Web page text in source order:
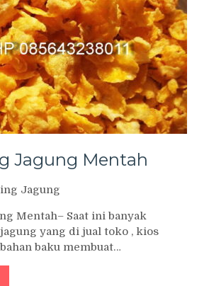
Jagung Mentah
Jagung
Mentah– Saat ini banyak
yang di jual toko , kios
baku membuat…